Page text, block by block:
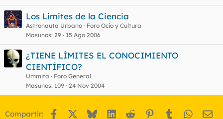
Los Limites de la Ciencia
Astronauta Urbano
Foro Ocio y Cultura
Masunos 29 15 Ago 2006
¿TIENE LÍMITES EL CONOCIMIENTO
CIENTÍFICO?
Ummita
Foro General
Masunos 109 24 Nov 2004
Compartir: Facebook BlueskyLinkedIn
Reddit Pinterest
Tumblr